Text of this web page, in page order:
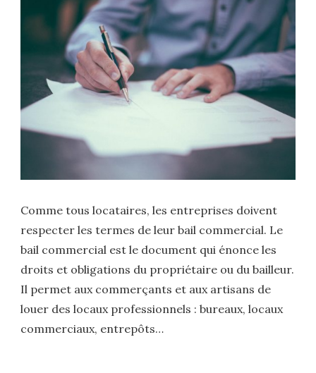
Comme tous locataires, les entreprises doivent
respecter les termes de leur bail commercial. Le
bail commercial est le document qui énonce les
droits et obligations du propriétaire ou du bailleur.
Il permet aux commerçants et aux artisans de
louer des locaux professionnels : bureaux, locaux
commerciaux, entrepôts…